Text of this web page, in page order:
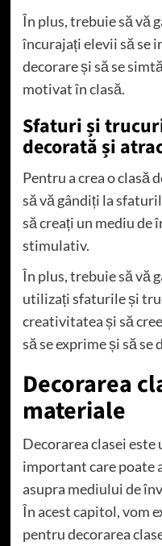
În plus, trebuie să vă
încurajați elevii să se
decorare și să se
motivat în clasă.
Sfaturi și
decorată și
Pentru a crea o clasă
să vă gândiți la
să creați un mediu
stimulativ.
În plus, trebuie să vă
utilizați sfaturile și
creativitatea și să
să se exprime și să se
Decorarea
materiale
Decorarea clasei este
important care poate
asupra mediului de
În acest capitol, vom
pentru decorarea